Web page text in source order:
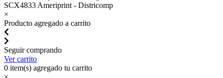
×
Producto agregado a carrito
Seguir comprando
Ver carrito
0 item(s) agregado tu carrito